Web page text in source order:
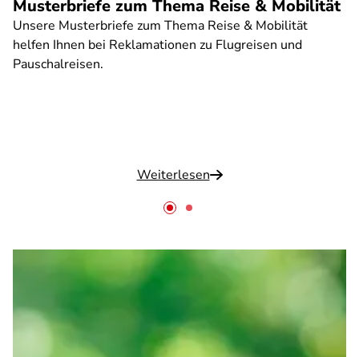
Musterbriefe zum Thema Reise & Mobilität
Unsere Musterbriefe zum Thema Reise & Mobilität
helfen Ihnen bei Reklamationen zu Flugreisen und
Pauschalreisen.
Weiterlesen